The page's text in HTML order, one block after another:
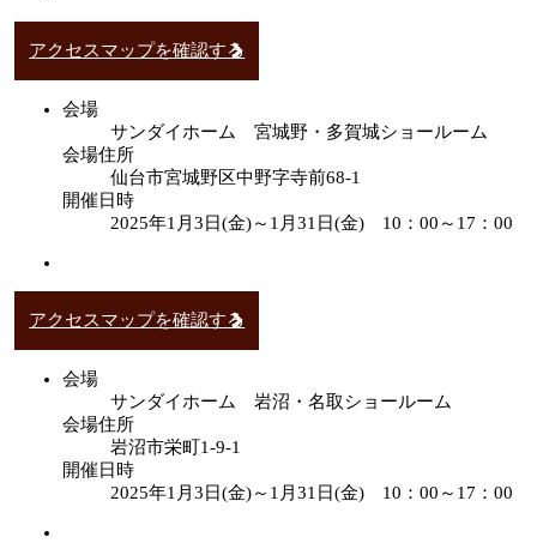
アクセスマップを確認する
会場
サンダイホーム 宮城野・多賀城ショールーム
会場住所
仙台市宮城野区中野字寺前68-1
開催日時
2025年1月3日(金)～1月31日(金) 10：00～17：00
アクセスマップを確認する
会場
サンダイホーム 岩沼・名取ショールーム
会場住所
岩沼市栄町1-9-1
開催日時
2025年1月3日(金)～1月31日(金) 10：00～17：00